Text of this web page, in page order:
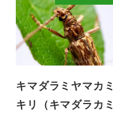
キマダラミヤマカミ
キリ（キマダラカミ